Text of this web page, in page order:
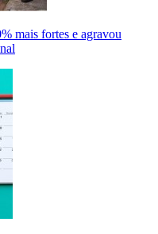
mais fortes e agravou